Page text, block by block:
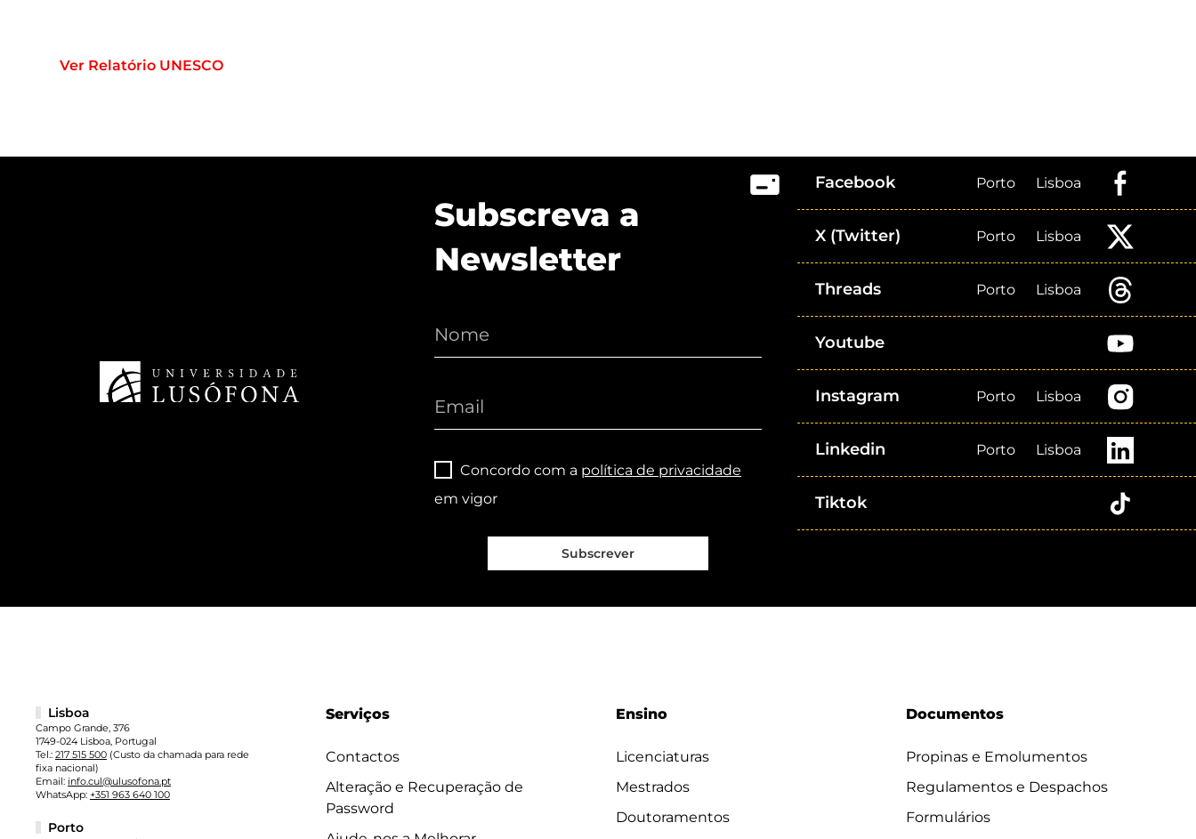
Ver Relatório UNESCO
Subscreva a
Newsletter
Concordo com a política de privacidade
em vigor
Subscrever
Facebook Porto Lisboa
X (Twitter) Porto Lisboa
Threads Porto Lisboa
Youtube
Instagram Porto Lisboa
Linkedin Porto Lisboa
Tiktok
Serviços
Contactos
Alteração e Recuperação de
Password
Ensino
Licenciaturas
Mestrados
Doutoramentos
Documentos
Propinas e Emolumentos
Regulamentos e Despachos
Formulários
Lisboa
Campo Grande, 376
1749-024 Lisboa, Portugal
Tel.: 217 515 500 (Custo da chamada para rede
fixa nacional)
Email: info.cul@ulusofona.pt
WhatsApp: +351 963 640 100
Porto